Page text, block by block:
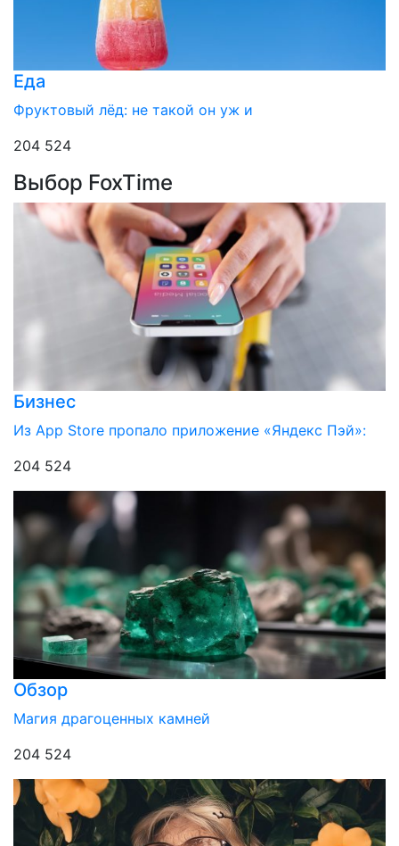
Еда
Фруктовый лёд: не такой он уж и
204 524
Выбор FoxTime
Бизнес
Из App Store пропало приложение «Яндекс Пэй»:
204 524
Обзор
Магия драгоценных камней
204 524